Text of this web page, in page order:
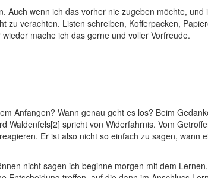
Auch wenn ich das vorher nie zugeben möchte, und
zu verachten. Listen schreiben, Kofferpacken,
mache ich das gerne und voller Vorfreude.
Anfangen? Wann genau geht es los? Beim
Waldenfels[2] spricht von Widerfahrnis. Vom
Er ist also nicht so einfach zu sagen, wann
nicht sagen ich beginne morgen mit dem